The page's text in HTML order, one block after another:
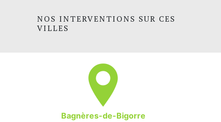
NOS INTERVENTIONS SUR CES
VILLES
Bagnères-de-Bigorre